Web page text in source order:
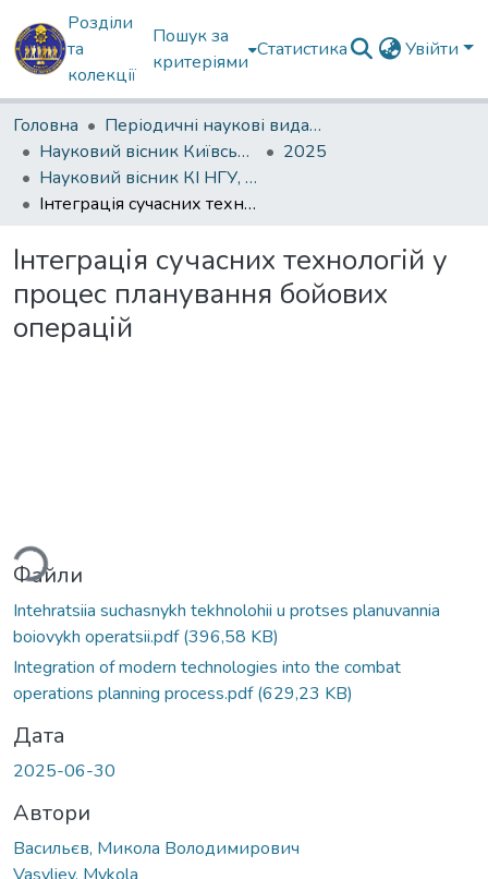
Розділи
та
колекції
Пошук за
критеріями
Статистика Увійти
Головна
Періодичні наукові видання КІ НГУ
Науковий вісник Київського інституту Національної гвардії України
2025
Науковий вісник КІ НГУ, 2025, №1
Інтеграція сучасних технологій у процес планування бойових операцій
Інтеграція сучасних технологій у
процес планування бойових
операцій
Вантажиться...
Файли
Intehratsiia suchasnykh tekhnolohii u protses planuvannia
boiovykh operatsii.pdf(396,58 KB)
Integration of modern technologies into the combat
operations planning process.pdf(629,23 KB)
Дата
2025-06-30
Автори
Васильєв, Микола Володимирович